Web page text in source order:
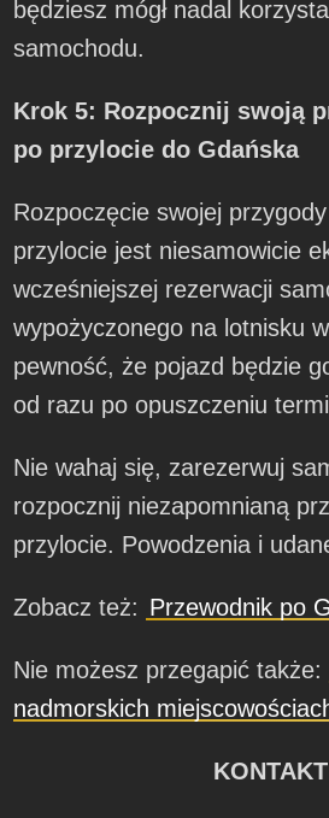
będziesz mógł nadal
samochodu.
Krok 5: Rozpocznij swoją
po przylocie do Gdańska
Rozpoczęcie swojej
przylocie jest niesamowicie
wcześniejszej rezerwacji
wypożyczonego na lotnisku
pewność, że pojazd będzie
od razu po opuszczeniu
Nie wahaj się, zarezerwuj
rozpocznij niezapomnianą
przylocie. Powodzenia i
Zobacz też: Przewodnik po
Nie możesz przegapić także:
nadmorskich
KONTAKT